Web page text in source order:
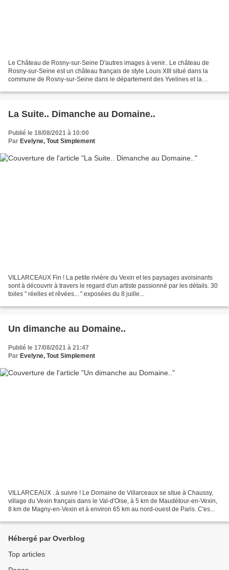
Le Château de Rosny-sur-Seine D'autres images à venir.. Le château de
Rosny-sur-Seine est un château français de style Louis XIII situé dans la
commune de Rosny-sur-Seine dans le département des Yvelines et la
La Suite.. Dimanche au Domaine..
Publié le 18/08/2021 à 10:00
Par Evelyne, Tout Simplement
VILLARCEAUX Fin ! La petite rivière du Vexin et les paysages avoisinants
sont à découvrir à travers le regard d'un artiste passionné par les détails. 30
toiles " réelles et rêvées... " exposées du 8 juille...
Un dimanche au Domaine..
Publié le 17/08/2021 à 21:47
Par Evelyne, Tout Simplement
VILLARCEAUX ..à suivre ! Le Domaine de Villarceaux se situe à Chaussy,
village du Vexin français dans le Val-d'Oise, à 5 km de Maudétour-en-Vexin,
8 km de Magny-en-Vexin et à environ 65 km au nord-ouest de Paris. C'es...
Hébergé par Overblog
Top articles